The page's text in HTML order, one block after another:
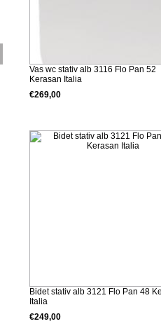
Vas wc stativ alb 3116 Flo Pan 52
Kerasan Italia
€269,00
Bidet stativ alb 3121 Flo Pan 48
Italia
€249,00